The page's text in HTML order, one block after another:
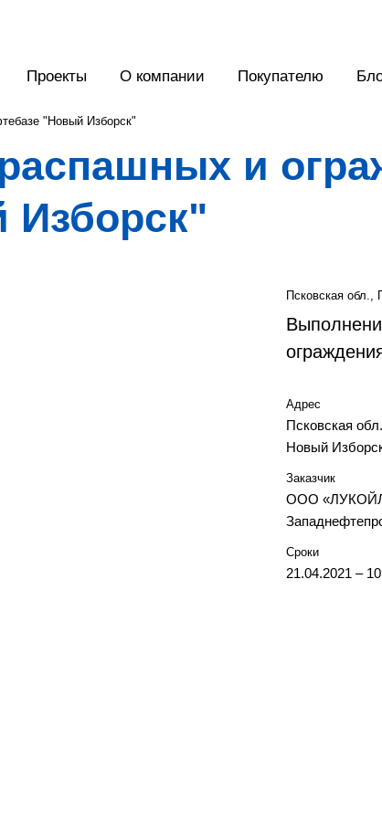
Проекты О компании Покупателю
"Новый Изборск"
и
Изборск"
Псковская обл.,
Адрес
Псковская
Новый
Заказчик
ООО
Сроки
21.04.2021 –